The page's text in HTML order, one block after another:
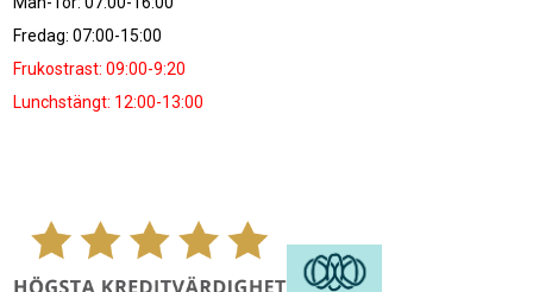
Fredag: 07:00-15:00
Frukostrast: 09:00-9:20
Lunchstängt: 12:00-13:00